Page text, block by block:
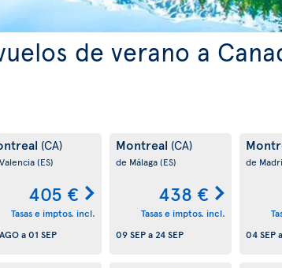
de verano a
(CA)
(ES)
405 €
Tasas e imptos. incl.
a01 SEP
Montreal (CA)
de Málaga(ES)
438 €
Tasas e imptos. incl.
09 SEPa24 SEP
de
04 SEP